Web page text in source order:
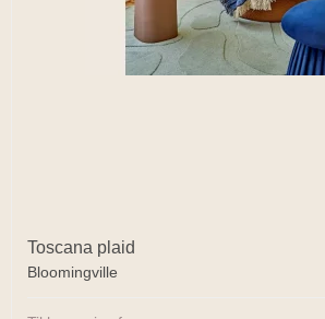
Toscana plaid
Bloomingville